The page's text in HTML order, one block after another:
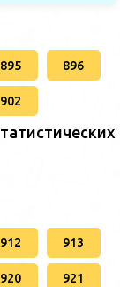
895 896
902
912 913
920 921